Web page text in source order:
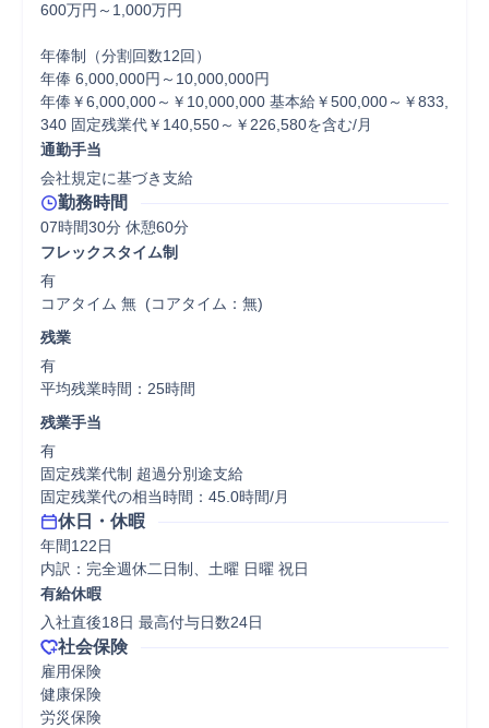
600万円～1,000万円
年俸制（分割回数12回）
年俸 6,000,000円～10,000,000円
年俸￥6,000,000～￥10,000,000 基本給￥500,000～￥833,
340 固定残業代￥140,550～￥226,580を含む/月
通勤手当
会社規定に基づき支給
勤務時間
07時間30分 休憩60分
フレックスタイム制
有
コアタイム 無  (コアタイム：無)
残業
有
平均残業時間：25時間
残業手当
有
固定残業代制 超過分別途支給
固定残業代の相当時間：45.0時間/月
休日・休暇
年間122日
内訳：完全週休二日制、土曜 日曜 祝日
有給休暇
入社直後18日 最高付与日数24日
社会保険
雇用保険
健康保険
労災保険